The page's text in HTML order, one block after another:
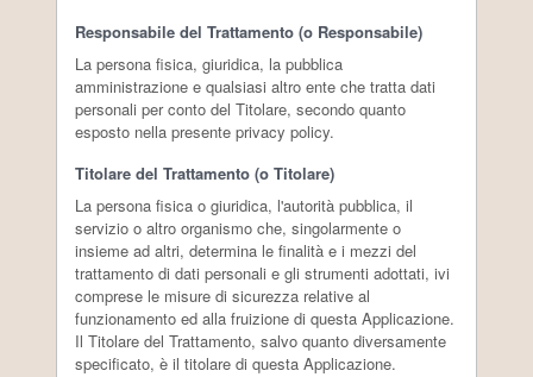
Responsabile del Trattamento (o Responsabile)
La persona fisica, giuridica, la pubblica
amministrazione e qualsiasi altro ente che tratta dati
personali per conto del Titolare, secondo quanto
esposto nella presente privacy policy.
Titolare del Trattamento (o Titolare)
La persona fisica o giuridica, l'autorità pubblica, il
servizio o altro organismo che, singolarmente o
insieme ad altri, determina le finalità e i mezzi del
trattamento di dati personali e gli strumenti adottati, ivi
comprese le misure di sicurezza relative al
funzionamento ed alla fruizione di questa Applicazione.
Il Titolare del Trattamento, salvo quanto diversamente
specificato, è il titolare di questa Applicazione.